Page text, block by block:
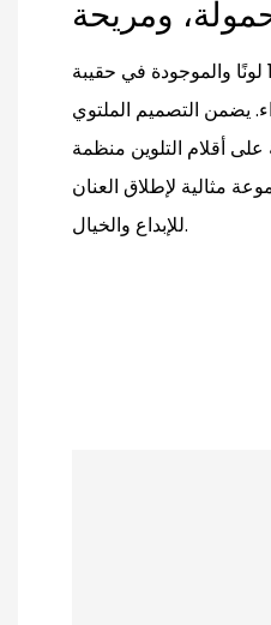
توفر مجموعة أقلام التلوين الطويلة المكونة من 18 لونًا والموجودة في حقيبة PVC تجربة
يضمن التصميم الملتوي
على أقلام التلوين منظمة
مثالية لإطلاق العنان
للإبداع والخيال.